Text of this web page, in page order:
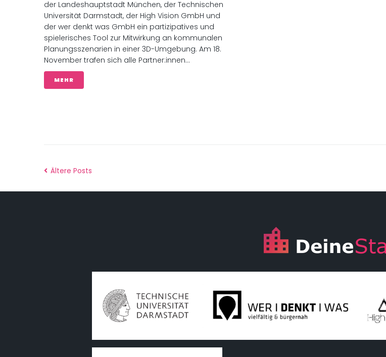
der Landeshauptstadt München, der Technischen
Universität Darmstadt, der High Vision GmbH und
der wer denkt was GmbH ein partizipatives und
spielerisches Tool zur Mitwirkung an kommunalen
Planungsszenarien in einer 3D-Umgebung. Am 18.
November trafen sich alle Partner:innen...
MEHR
Ältere Posts